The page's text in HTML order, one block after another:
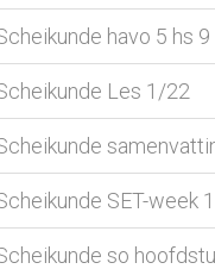
havo 5 hs 9
Les 1/22
SET-week
so